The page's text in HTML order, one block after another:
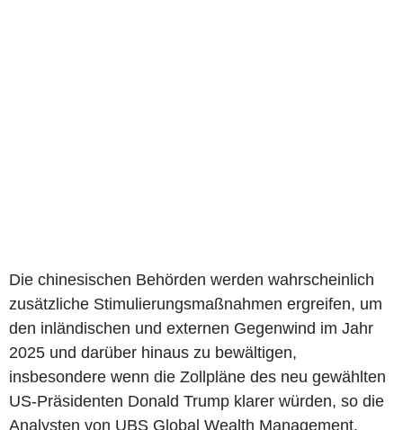
Die chinesischen Behörden werden wahrscheinlich
zusätzliche Stimulierungsmaßnahmen ergreifen, um
den inländischen und externen Gegenwind im Jahr
2025 und darüber hinaus zu bewältigen,
insbesondere wenn die Zollpläne des neu gewählten
US-Präsidenten Donald Trump klarer würden, so die
Analysten von UBS Global Wealth Management.